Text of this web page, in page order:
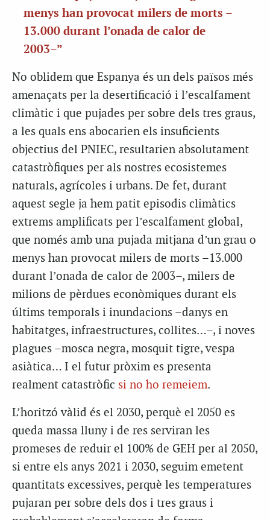
menys han provocat milers de morts –
13.000 durant l’onada de calor de
2003–”
No oblidem que Espanya és un dels països més
amenaçats per la desertificació i l’escalfament
climàtic i que pujades per sobre dels tres graus,
a les quals ens abocarien els insuficients
objectius del PNIEC, resultarien absolutament
catastròfiques per als nostres ecosistemes
naturals, agrícoles i urbans. De fet, durant
aquest segle ja hem patit episodis climàtics
extrems amplificats per l’escalfament global,
que només amb una pujada mitjana d’un grau o
menys han provocat milers de morts –13.000
durant l’onada de calor de 2003–, milers de
milions de pèrdues econòmiques durant els
últims temporals i inundacions –danys en
habitatges, infraestructures, collites…–, i noves
plagues –mosca negra, mosquit tigre, vespa
asiàtica… I el futur pròxim es presenta
realment catastròfic si no ho remeiem.
L’horitzó vàlid és el 2030, perquè el 2050 es
queda massa lluny i de res serviran les
promeses de reduir el 100% de GEH per al 2050,
si entre els anys 2021 i 2030, seguim emetent
quantitats excessives, perquè les temperatures
pujaran per sobre dels dos i tres graus i